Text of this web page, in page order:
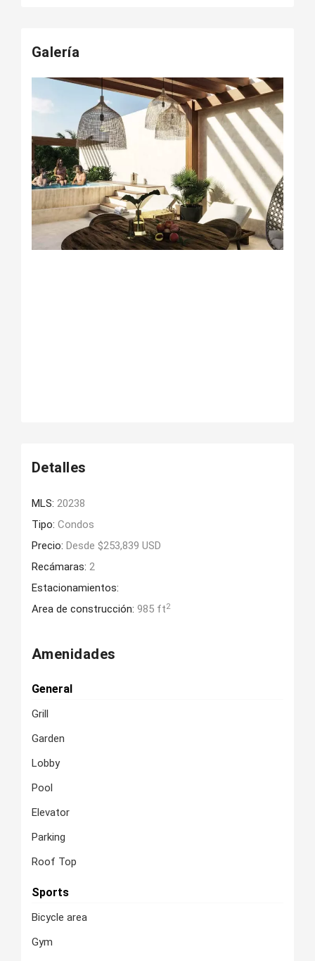
Galería
Detalles
MLS: 20238
Tipo: Condos
Precio: Desde $253,839 USD
Recámaras: 2
Estacionamientos:
Area de construcción: 985 ft2
Amenidades
General
Grill
Garden
Lobby
Pool
Elevator
Parking
Roof Top
Sports
Bicycle area
Gym